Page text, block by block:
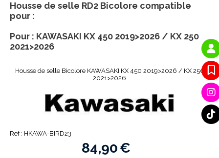
Housse de selle Bicolore KAWASAKI KX 450 2019>2026 / KX 250
2021>2026
Ref : HKAWA-BIRD23
84,90€
Housse de selle RD2 Bicolore compatible
pour :
Pour : KAWASAKI KX 450 2019>2026 / KX 250
2021>2026